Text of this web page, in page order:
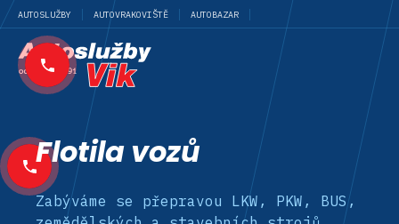
AUTOSLUŽBY AUTOVRAKOVIŠTĚ AUTOBAZAR
Flotila vozů
Zabýváme se přepravou LKW, PKW, BUS,